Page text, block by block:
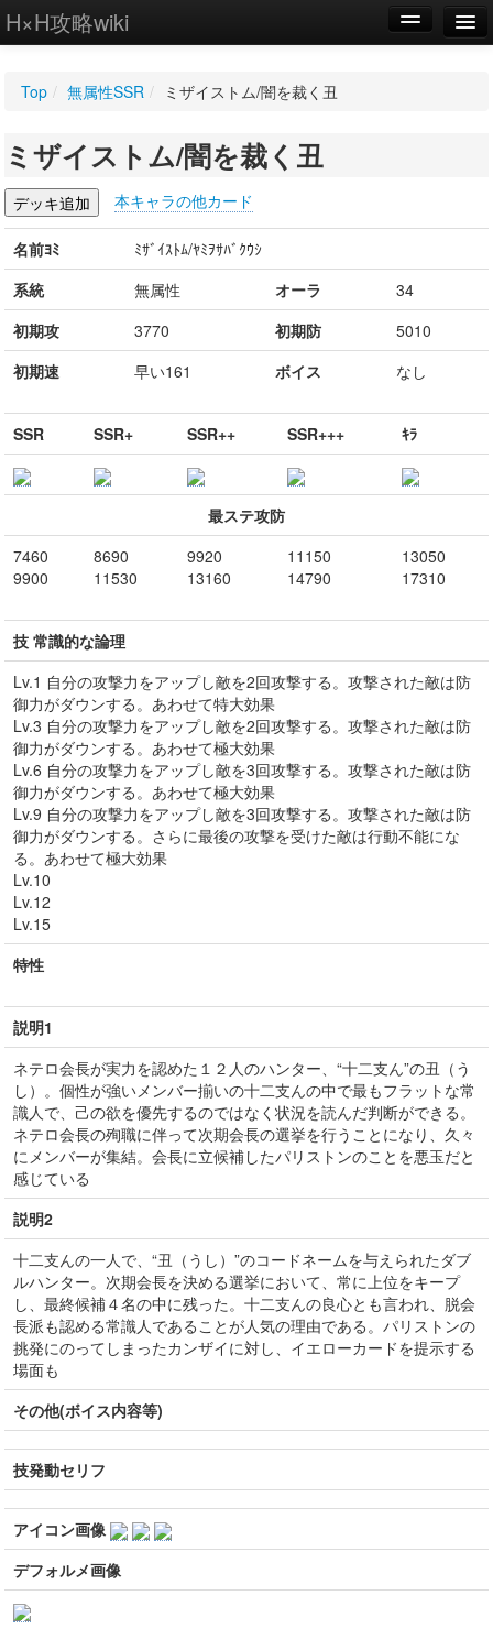
H×H攻略wiki
WIKI
設定
Top / 無属性SSR / ミザイストム/闇を裁く丑
ミザイストム/闇を裁く丑
本キャラの他カード
名前ﾖﾐ
ﾐｻﾞｲｽﾄﾑ/ﾔﾐｦｻﾊﾞｸｳｼ
系統
無属性 オーラ
34
初期攻
3770 初期防
5010
初期速
早い161 ボイス なし
SSR SSR+ SSR++ SSR+++ ｷﾗ
最ステ攻防
7460
9900
8690
11530
9920
13160
11150
14790
13050
17310
技 常識的な論理
Lv.1 自分の攻撃力をアップし敵を2回攻撃する。攻撃された敵は防
御力がダウンする。あわせて特大効果
Lv.3 自分の攻撃力をアップし敵を2回攻撃する。攻撃された敵は防
御力がダウンする。あわせて極大効果
Lv.6 自分の攻撃力をアップし敵を3回攻撃する。攻撃された敵は防
御力がダウンする。あわせて極大効果
Lv.9 自分の攻撃力をアップし敵を3回攻撃する。攻撃された敵は防
御力がダウンする。さらに最後の攻撃を受けた敵は行動不能にな
る。あわせて極大効果
Lv.10
Lv.12
Lv.15
特性
説明1
ネテロ会長が実力を認めた１２人のハンター、“十二支ん”の丑（う
し）。個性が強いメンバー揃いの十二支んの中で最もフラットな常
識人で、己の欲を優先するのではなく状況を読んだ判断ができる。
ネテロ会長の殉職に伴って次期会長の選挙を行うことになり、久々
にメンバーが集結。会長に立候補したパリストンのことを悪玉だと
感じている
説明2
十二支んの一人で、“丑（うし）”のコードネームを与えられたダブ
ルハンター。次期会長を決める選挙において、常に上位をキープ
し、最終候補４名の中に残った。十二支んの良心とも言われ、脱会
長派も認める常識人であることが人気の理由である。パリストンの
挑発にのってしまったカンザイに対し、イエローカードを提示する
場面も
その他(ボイス内容等)
技発動セリフ
アイコン画像
デフォルメ画像